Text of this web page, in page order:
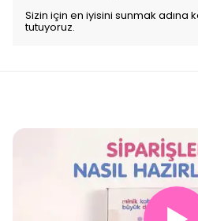
Sizin için en iyisini sunmak adına
tutuyoruz.